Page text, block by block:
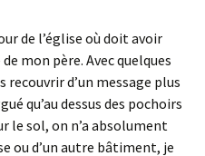
de l’église où doit avoir
mon père. Avec quelques
recouvrir d’un message plus
qu’au dessus des pochoirs
le sol, on n’a absolument
ou d’un autre bâtiment, je